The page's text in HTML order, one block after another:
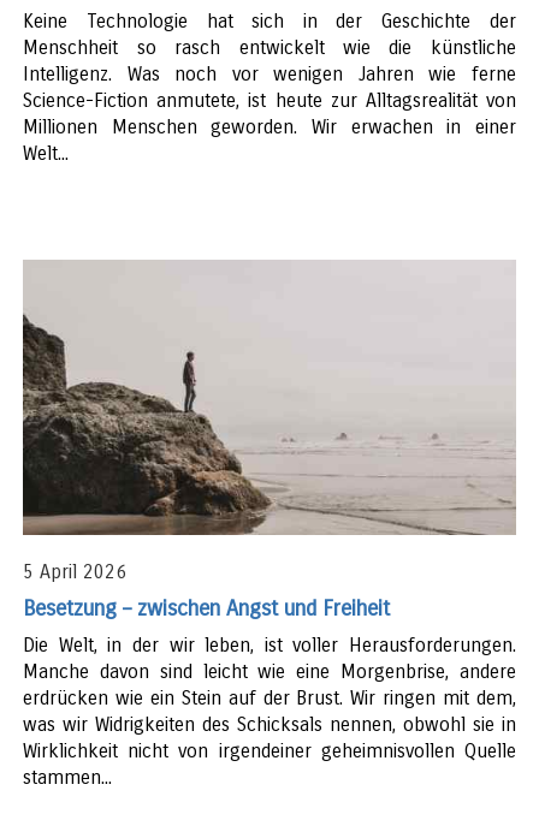
Keine Technologie hat sich in der Geschichte der
Menschheit so rasch entwickelt wie die künstliche
Intelligenz. Was noch vor wenigen Jahren wie ferne
Science-Fiction anmutete, ist heute zur Alltagsrealität von
Millionen Menschen geworden. Wir erwachen in einer
Welt...
5 April 2026
Besetzung – zwischen Angst und Freiheit
Die Welt, in der wir leben, ist voller Herausforderungen.
Manche davon sind leicht wie eine Morgenbrise, andere
erdrücken wie ein Stein auf der Brust. Wir ringen mit dem,
was wir Widrigkeiten des Schicksals nennen, obwohl sie in
Wirklichkeit nicht von irgendeiner geheimnisvollen Quelle
stammen...